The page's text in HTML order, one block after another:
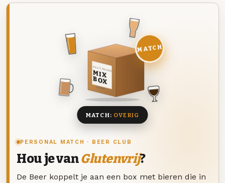
PERSONAL MATCH · BEER CLUB
Hou je vanGlutenvrij?
De Beer koppelt je aan een box met bieren die in
DEZE MAAND
MIX
BOX
8 BIEREN
MATCH
MATCH: OVERIG